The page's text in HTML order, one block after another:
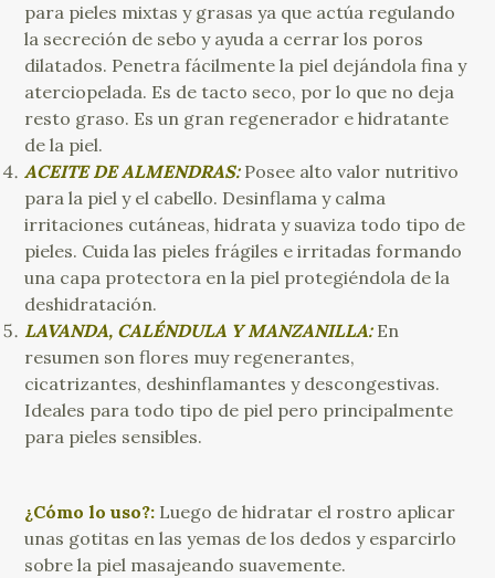
para pieles mixtas y grasas ya que actúa regulando
la secreción de sebo y ayuda a cerrar los poros
dilatados. Penetra fácilmente la piel dejándola fina y
aterciopelada. Es de tacto seco, por lo que no deja
resto graso. Es un gran regenerador e hidratante
de la piel.
ACEITE DE ALMENDRAS:Posee alto valor nutritivo
para la piel y el cabello. Desinflama y calma
irritaciones cutáneas, hidrata y suaviza todo tipo de
pieles. Cuida las pieles frágiles e irritadas formando
una capa protectora en la piel protegiéndola de la
deshidratación.
LAVANDA, CALÉNDULA Y MANZANILLA:En
resumen son flores muy regenerantes,
cicatrizantes, deshinflamantes y descongestivas.
Ideales para todo tipo de piel pero principalmente
para pieles sensibles.
¿Cómo lo uso?: Luego de hidratar el rostro aplicar
unas gotitas en las yemas de los dedos y esparcirlo
sobre la piel masajeando suavemente.